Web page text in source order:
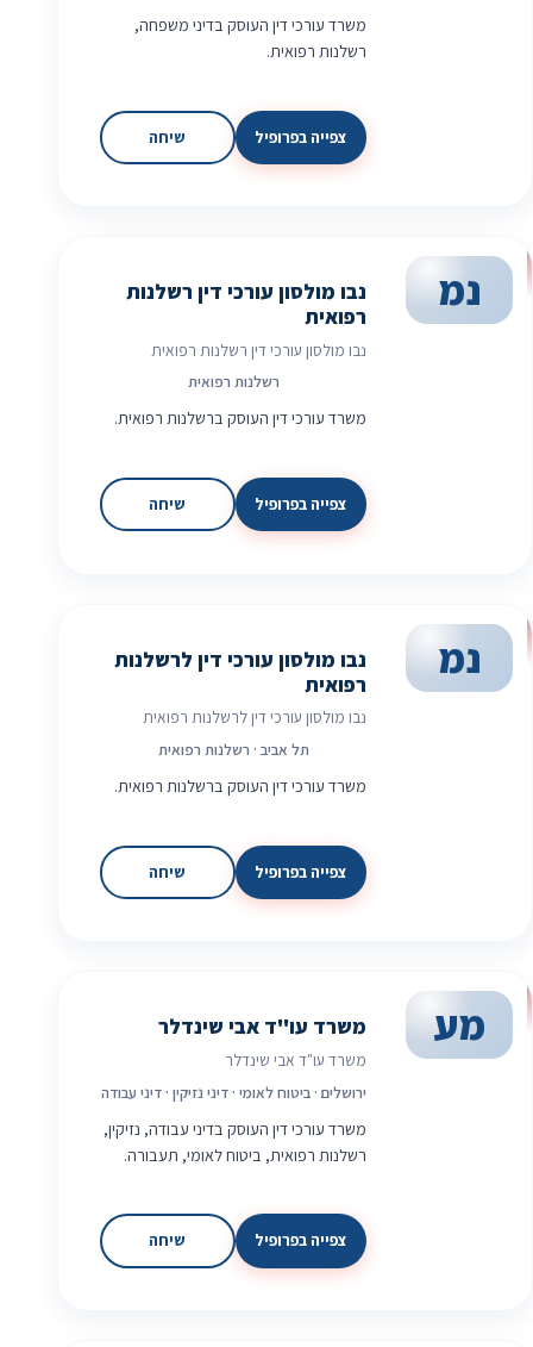
משרד עורכי דין העוסק בדיני משפחה,
רשלנות רפואית.
צפייה בפרופיל שיחה
נמ
נבו מולסון עורכי דין רשלנות
רפואית
נבו מולסון עורכי דין רשלנות רפואית
רשלנות רפואית
משרד עורכי דין העוסק ברשלנות רפואית.
צפייה בפרופיל שיחה
נמ
נבו מולסון עורכי דין לרשלנות
רפואית
נבו מולסון עורכי דין לרשלנות רפואית
תל אביב · רשלנות רפואית
משרד עורכי דין העוסק ברשלנות רפואית.
צפייה בפרופיל שיחה
מע משרד עו"ד אבי שינדלר
משרד עו"ד אבי שינדלר
ירושלים · ביטוח לאומי · דיני נזיקין · דיני עבודה
משרד עורכי דין העוסק בדיני עבודה, נזיקין,
רשלנות רפואית, ביטוח לאומי, תעבורה.
צפייה בפרופיל שיחה